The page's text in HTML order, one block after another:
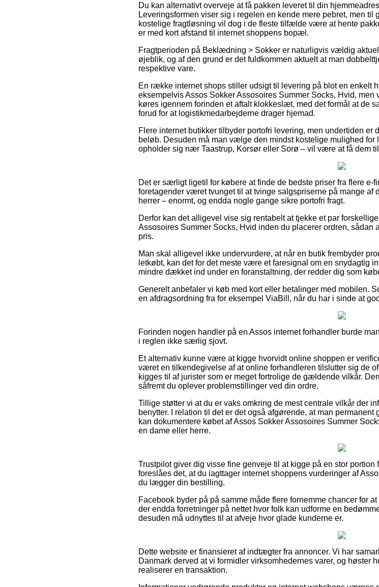
Du kan alternativt overveje at få pakken leveret til din
Leveringsformen viser sig i regelen en kende mere pebret, men
kostelige fragtløsning vil dog i de fleste tilfælde være at hente
er med kort afstand til internet shoppens bopæl.
Fragtperioden på Beklædning > Sokker er naturligvis vældig
øjeblik, og af den grund er det fuldkommen aktuelt at man
respektive vare.
En række internet shops stiller udsigt til levering på blot en enkelt
eksempelvis Assos Sokker Assosoires Summer Socks, Hvid,
køres igennem forinden et aftalt klokkeslæt, med det formål at de
forud for at logistikmedarbejderne drager hjemad.
Flere internet butikker tilbyder portofri levering, men undertiden er
beløb. Desuden må man vælge den mindst kostelige mulighed
opholder sig nær Taastrup, Korsør eller Sorø – vil være at få dem
Det er særligt ligetil for købere at finde de bedste priser fra flere e-
foretagender været tvunget til at tvinge salgspriserne på mange af
herrer – enormt, og endda nogle gange sikre portofri fragt.
Derfor kan det alligevel vise sig rentabelt at tjekke et par
Assosoires Summer Socks, Hvid inden du placerer ordren, sådan
pris.
Man skal alligevel ikke undervurdere, at når en butik frembyder
letkøbt, kan det for det meste være et faresignal om en snydagtig
mindre dækket ind under en foranstaltning, der redder dig som
Generelt anbefaler vi køb med kort eller betalinger med mobilen.
en afdragsordning fra for eksempel ViaBill, når du har i sinde at
Forinden nogen handler på en Assos internet forhandler burde
i reglen ikke særlig sjovt.
Et alternativ kunne være at kigge hvorvidt online shoppen er
været en tilkendegivelse af at online forhandleren tilslutter sig de
kigges til af jurister som er meget fortrolige de gældende vilkår.
såfremt du oplever problemstillinger ved din ordre.
Tillige støtter vi at du er vaks omkring de mest centrale vilkår der
benytter. I relation til det er det også afgørende, at man
kan dokumentere købet af Assos Sokker Assosoires Summer
en dame eller herre.
Trustpilot giver dig visse fine genveje til at kigge på en stor
foreslåes det, at du iagttager internet shoppens vurderinger af
du lægger din bestilling.
Facebook byder på på samme måde flere fornemme chancer for
der endda forretninger på nettet hvor folk kan udforme en
desuden må udnyttes til at afveje hvor glade kunderne er.
Dette website er finansieret af indtægter fra annoncer. Vi har
Danmark derved at vi formidler virksomhedernes varer, og høster
realiserer en transaktion.